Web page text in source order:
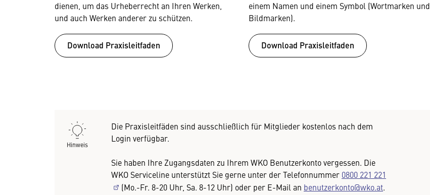
dienen, um das Urheberrecht an Ihren Werken,
und auch Werken anderer zu schützen.
Download Praxisleitfaden
einem Namen und einem Symbol (Wortmarken und
Bildmarken).
Download Praxisleitfaden
Hinweis
Die Praxisleitfäden sind ausschließlich für Mitglieder kostenlos nach dem
Login verfügbar.
Sie haben Ihre Zugangsdaten zu Ihrem WKO Benutzerkonto vergessen. Die
WKO Serviceline unterstützt Sie gerne unter der Telefonnummer 0800 221 221
(Mo.-Fr. 8-20 Uhr, Sa. 8-12 Uhr) oder per E-Mail an benutzerkonto@wko.at.